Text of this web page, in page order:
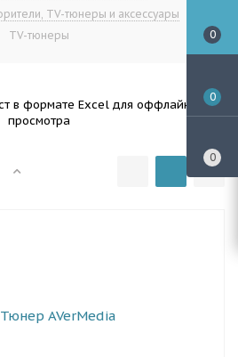
TV-тюнеры и аксессуары
TV-тюнеры
в формате Excel для оффлайн-
просмотра
0
0
0